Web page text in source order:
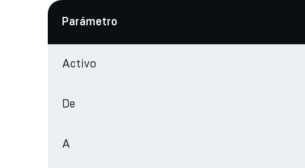
Parámetro
Activo
De
A